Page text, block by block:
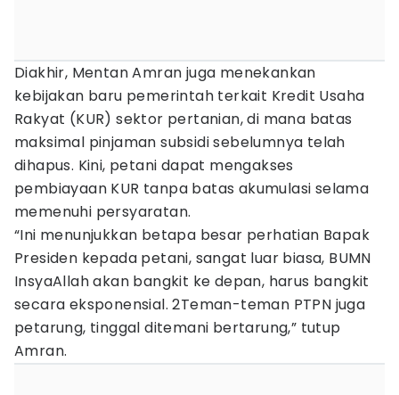
Diakhir, Mentan Amran juga menekankan
kebijakan baru pemerintah terkait Kredit Usaha
Rakyat (KUR) sektor pertanian, di mana batas
maksimal pinjaman subsidi sebelumnya telah
dihapus. Kini, petani dapat mengakses
pembiayaan KUR tanpa batas akumulasi selama
memenuhi persyaratan.
“Ini menunjukkan betapa besar perhatian Bapak
Presiden kepada petani, sangat luar biasa, BUMN
InsyaAllah akan bangkit ke depan, harus bangkit
secara eksponensial. 2Teman-teman PTPN juga
petarung, tinggal ditemani bertarung,” tutup
Amran.